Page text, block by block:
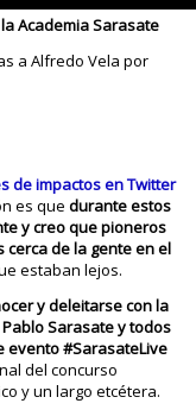
Academia Sarasate
a Alfredo Vela por
de impactos en Twitter
es quedurante estos
y creo que pioneros
cerca de la gente en el
estaban lejos.
y deleitarse con la
Sarasate y todos
evento #SarasateLive
del concurso
y un largo etcétera.